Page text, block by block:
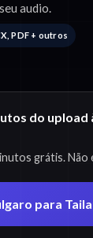
audio.
PDF + outros
do upload
grátis. Não
para